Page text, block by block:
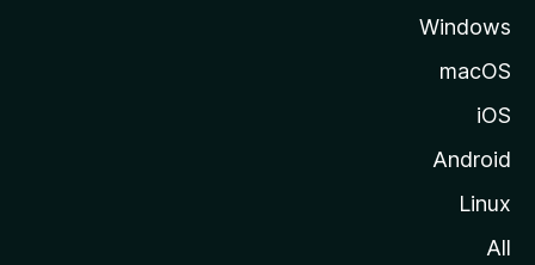
Windows
macOS
iOS
Android
Linux
All